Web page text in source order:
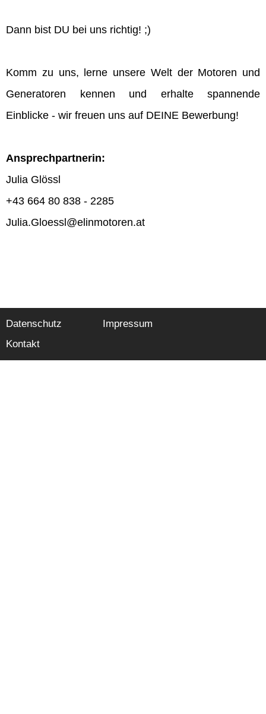
Dann bist DU bei uns richtig! ;)
Komm zu uns, lerne unsere Welt der Motoren und
Generatoren kennen und erhalte spannende
Einblicke - wir freuen uns auf DEINE Bewerbung!
Ansprechpartnerin:
Julia Glössl
+43 664 80 838 - 2285
Julia.Gloessl@elinmotoren.at
Datenschutz
Impressum
Kontakt